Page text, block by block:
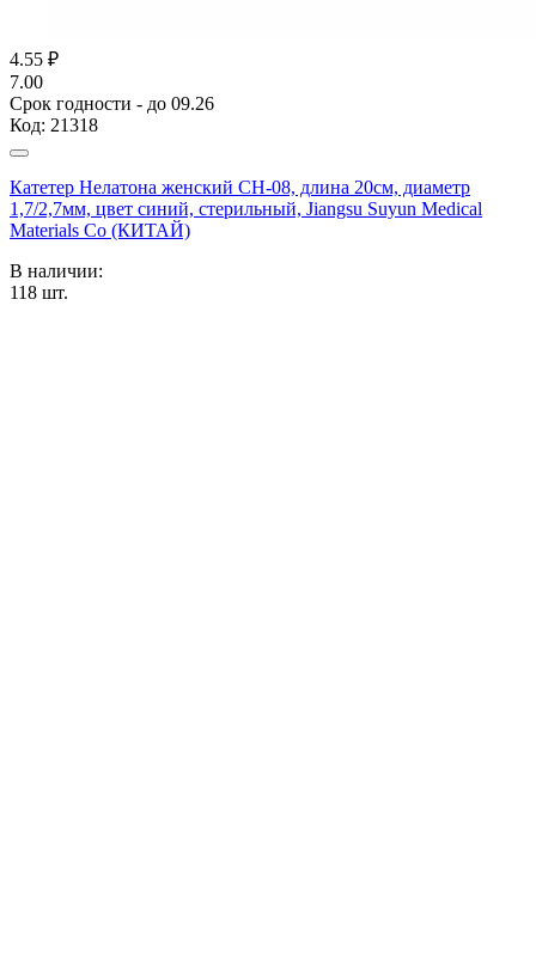
4.55 ₽
7.00
Срок годности - до 09.26
Код: 21318
Катетер Нелатона женский CH-08, длина 20см, диаметр
1,7/2,7мм, цвет синий, стерильный, Jiangsu Suyun Medical
Materials Co (КИТАЙ)
В наличии:
118 шт.